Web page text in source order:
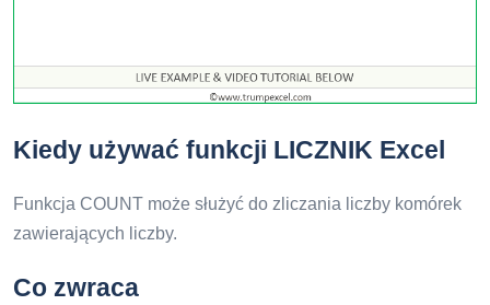
Kiedy używać funkcji LICZNIK Excel
Funkcja COUNT może służyć do zliczania liczby komórek
zawierających liczby.
Co zwraca